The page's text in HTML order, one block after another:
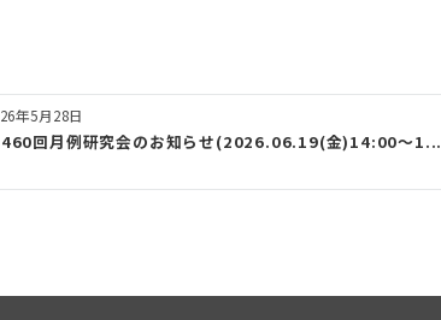
年5月28日
回月例研究会のお知らせ(2026.06.19(金)14:00～1...